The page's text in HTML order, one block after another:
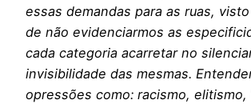
essas demandas para as ruas,
de não evidenciarmos as
cada categoria acarretar no
invisibilidade das mesmas.
opressões como: racismo,